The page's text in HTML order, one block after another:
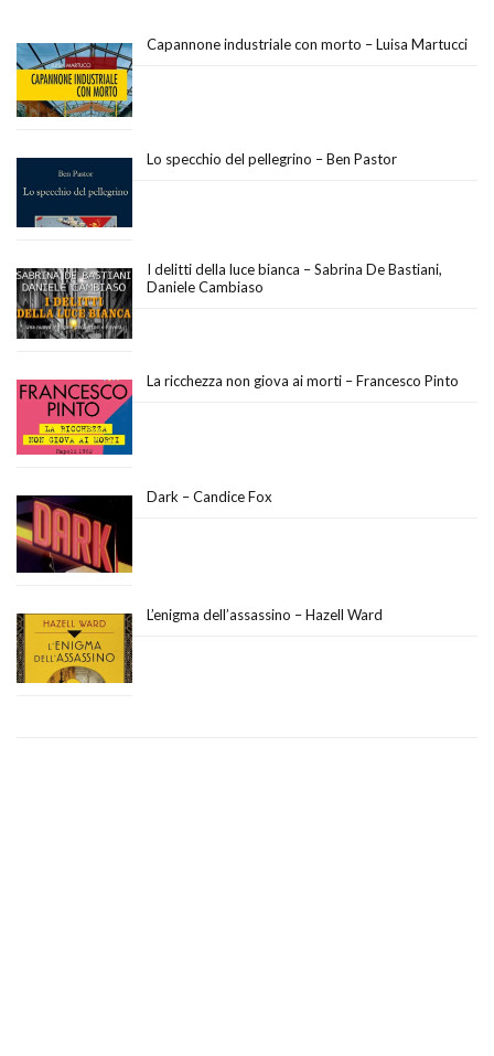
Capannone industriale con morto – Luisa Martucci
Lo specchio del pellegrino – Ben Pastor
I delitti della luce bianca – Sabrina De Bastiani,
Daniele Cambiaso
La ricchezza non giova ai morti – Francesco Pinto
Dark – Candice Fox
L’enigma dell’assassino – Hazell Ward